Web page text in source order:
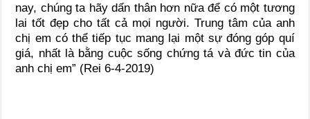
nay, chúng ta hãy dấn thân hơn nữa để có một tương
lai tốt đẹp cho tất cả mọi người. Trung tâm của anh
chị em có thể tiếp tục mang lại một sự đóng góp quí
giá, nhất là bằng cuộc sống chứng tá và đức tin của
anh chị em” (Rei 6-4-2019)